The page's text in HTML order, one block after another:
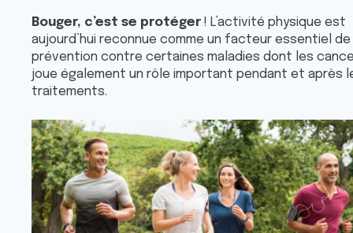
Bouger, c’est se protéger ! L’activité physique est
aujourd’hui reconnue comme un facteur essentiel de
prévention contre certaines maladies dont les
joue également un rôle important pendant et après
traitements.